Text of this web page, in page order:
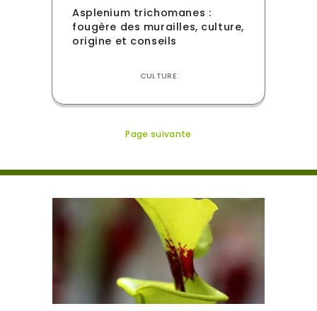
Asplenium trichomanes :
fougère des murailles, culture,
origine et conseils
CULTURE
Page suivante